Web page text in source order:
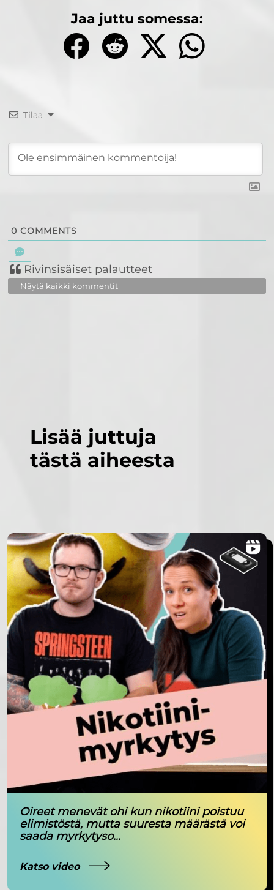
Jaa juttu somessa:
Tilaa
0 COMMENTS
Rivinsisäiset palautteet
Näytä kaikki kommentit
Lisää juttuja
tästä aiheesta
Oireet menevät ohi kun nikotiini poistuu
elimistöstä, mutta suuresta määrästä voi
saada myrkytyso...
Katso video